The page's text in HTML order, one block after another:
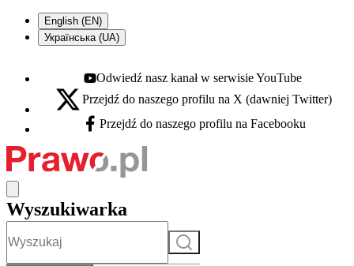
English (EN)
Українська (UA)
Youtube - otwiera się w nowej karcie
Odwiedź nasz kanał w serwisie YouTube
X - otwiera się w nowej karcie
Przejdź do naszego profilu na X (dawniej Twitter)
Facebook - otwiera się w nowej karcie
Przejdź do naszego profilu na Facebooku
Wyszukiwarka
Szukaj